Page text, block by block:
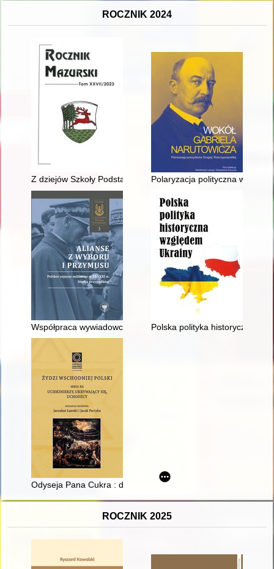
ROCZNIK 2024
Z dziejów Szkoły Podstawowej w Dąbrowach : wybrane
Polaryzacja polityczna w III
Współpraca wywiadowcza oddziału II Sztabu Generalnego
Polska polityka historyczna
Odyseja Pana Cukra : droga uchodźcy żydowskiego w
ROCZNIK 2025